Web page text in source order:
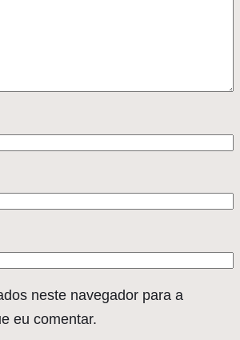
neste navegador para a
eu comentar.